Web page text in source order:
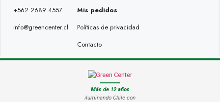
+562 2689 4557
info@greencenter.cl
Mis pedidos
Políticas de privacidad
Contacto
Más de 12 años
iluminando Chile con